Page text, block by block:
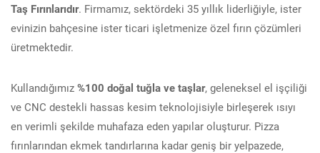
Taş Fırınlarıdır. Firmamız, sektördeki 35 yıllık liderliğiyle, ister
evinizin bahçesine ister ticari işletmenize özel fırın çözümleri
üretmektedir.
Kullandığımız %100 doğal tuğla ve taşlar, geleneksel el işçiliği
ve CNC destekli hassas kesim teknolojisiyle birleşerek ısıyı
en verimli şekilde muhafaza eden yapılar oluşturur. Pizza
fırınlarından ekmek tandırlarına kadar geniş bir yelpazede,